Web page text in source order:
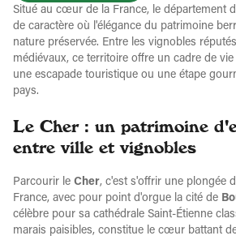
Situé au cœur de la France, le département
de caractère où l'élégance du patrimoine
nature préservée. Entre les vignobles
médiévaux, ce territoire offre un cadre de
une escapade touristique ou une étape
pays.
Le Cher : un patrimoine
entre ville et vignobles
Parcourir le Cher, c'est s'offrir une plongée
France, avec pour point d'orgue la cité de
célèbre pour sa cathédrale Saint-Étienne
marais paisibles, constitue le cœur battant